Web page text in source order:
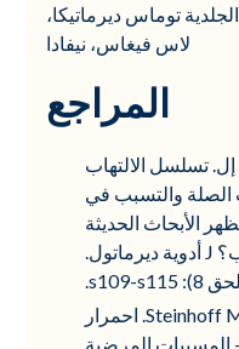
توماس ديرماتيكا،
لاس فيغاس، نيفادا
المراجع
تسلسل الالتهاب
الصلة والتسبب في
الأبحاث الحديثة
وماذا يعني ذلك للطبيب؟ J أدوية ديرماتول.
Steinhoff M، Schmelz M، Schauber J. احمرار
المسببات المرضية